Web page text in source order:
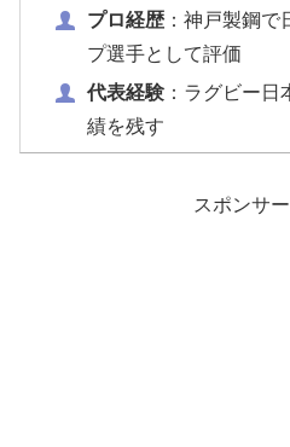
プロ経歴：神戸製鋼で
プ選手として評価
代表経験：ラグビー日
績を残す
スポンサ